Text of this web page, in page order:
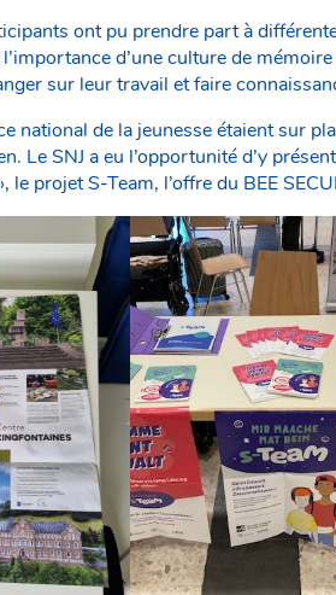
ont pu prendre part à
d’une culture de
sur leur travail et faire
national de la jeunesse étaient sur
Le SNJ a eu l’opportunité d’y
le projet S-Team, l’offre du BEE